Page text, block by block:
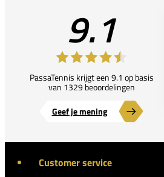
9.1
PassaTennis krijgt een 9.1 op basis
van 1329 beoordelingen
Geef je mening
Customer service